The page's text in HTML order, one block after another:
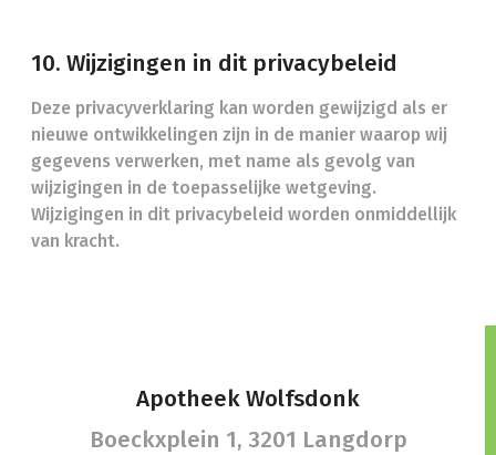
10. Wijzigingen in dit privacybeleid
Deze privacyverklaring kan worden gewijzigd als er
nieuwe ontwikkelingen zijn in de manier waarop wij
gegevens verwerken, met name als gevolg van
wijzigingen in de toepasselijke wetgeving.
Wijzigingen in dit privacybeleid worden onmiddellijk
van kracht.
Apotheek Wolfsdonk
Boeckxplein 1, 3201 Langdorp